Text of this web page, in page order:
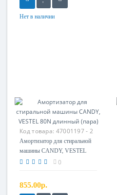
Нет в наличии
Код товара: 47001197 - 2
Амортизатор для стиральной
машины CANDY, VESTEL
80N длинный (пара)
0
855.00р.